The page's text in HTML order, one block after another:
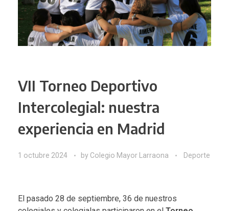
VII Torneo Deportivo
Intercolegial: nuestra
experiencia en Madrid
1 octubre 2024 by Colegio Mayor Larraona Deporte
El pasado 28 de septiembre, 36 de nuestros